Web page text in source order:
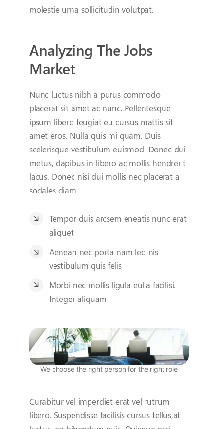
molestie urna sollicitudin volutpat.
Analyzing The Jobs
Market
Nunc luctus nibh a purus commodo
placerat sit amet ac nunc. Pellentesque
ipsum libero feugiat eu cursus mattis sit
amet eros. Nulla quis mi quam. Duis
scelerisque vestibulum euismod. Donec dui
metus, dapibus in libero ac mollis hendrerit
lacus. Donec nisi dui mollis nec placerat a
sodales diam.
Tempor duis arcsem eneatis nunc erat
aliquet
Aenean nec porta nam leo nis
vestibulum quis felis
Morbi nec mollis ligula eulla facilisi.
Integer aliquam
We choose the right person for the right role
Curabitur vel imperdiet erat vel rutrum
libero. Suspendisse facilisis cursus tellus,at